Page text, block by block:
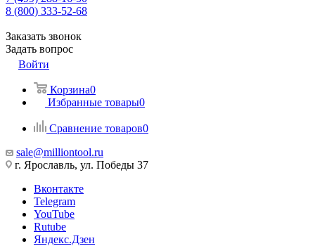
8 (800) 333-52-68
Заказать звонок
Задать вопрос
Войти
Корзина0
Избранные товары0
Сравнение товаров0
sale@milliontool.ru
г. Ярославль, ул. Победы 37
Вконтакте
Telegram
YouTube
Rutube
Яндекс.Дзен